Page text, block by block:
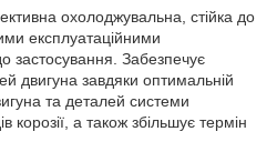
охолоджувальна, стійка до
експлуатаційними
застосування. Забезпечує
двигуна завдяки оптимальній
та деталей системи
корозії, а також збільшує термін